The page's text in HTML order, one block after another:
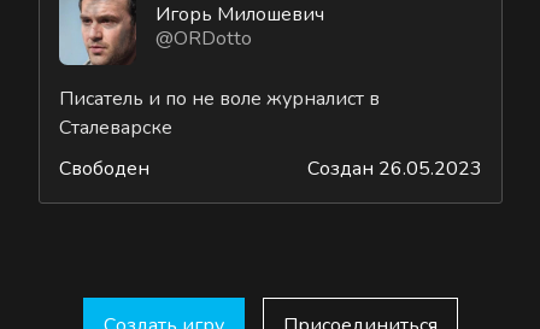
Игорь Милошевич
@ORDotto
Писатель и по не воле журналист в
Сталеварске
Свободен
Создан 26.05.2023